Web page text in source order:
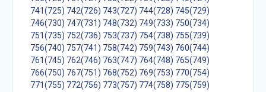
741(725) 742(726) 743(727) 744(728) 745(729)
746(730) 747(731) 748(732) 749(733) 750(734)
751(735) 752(736) 753(737) 754(738) 755(739)
756(740) 757(741) 758(742) 759(743) 760(744)
761(745) 762(746) 763(747) 764(748) 765(749)
766(750) 767(751) 768(752) 769(753) 770(754)
771(755) 772(756) 773(757) 774(758) 775(759)